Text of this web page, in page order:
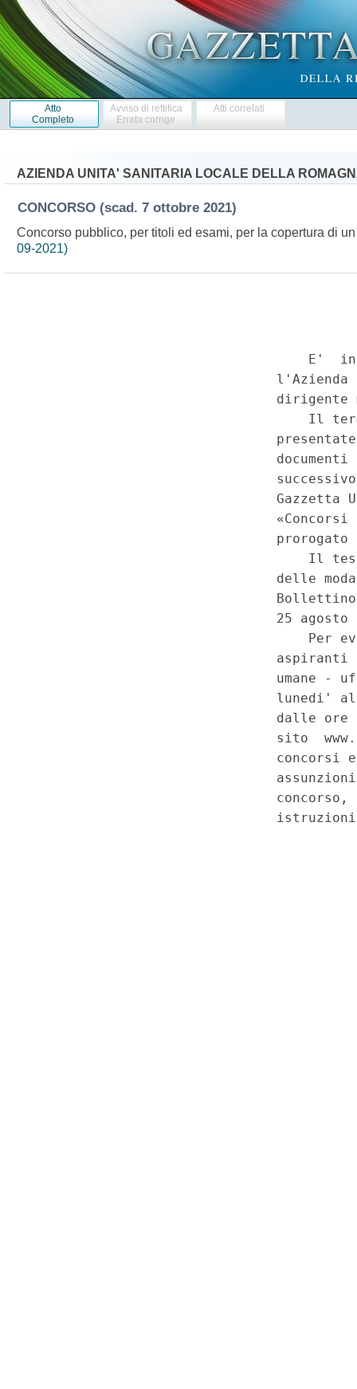
Atto
Completo
Avviso di rettifica
Errata corrige
Atti correlati
AZIENDA UNITA' SANITARIA LOCALE DELLA
CONCORSO (scad. 7 ottobre 2021)
Concorso pubblico, per titoli ed esami, per la copertura di
09-2021)